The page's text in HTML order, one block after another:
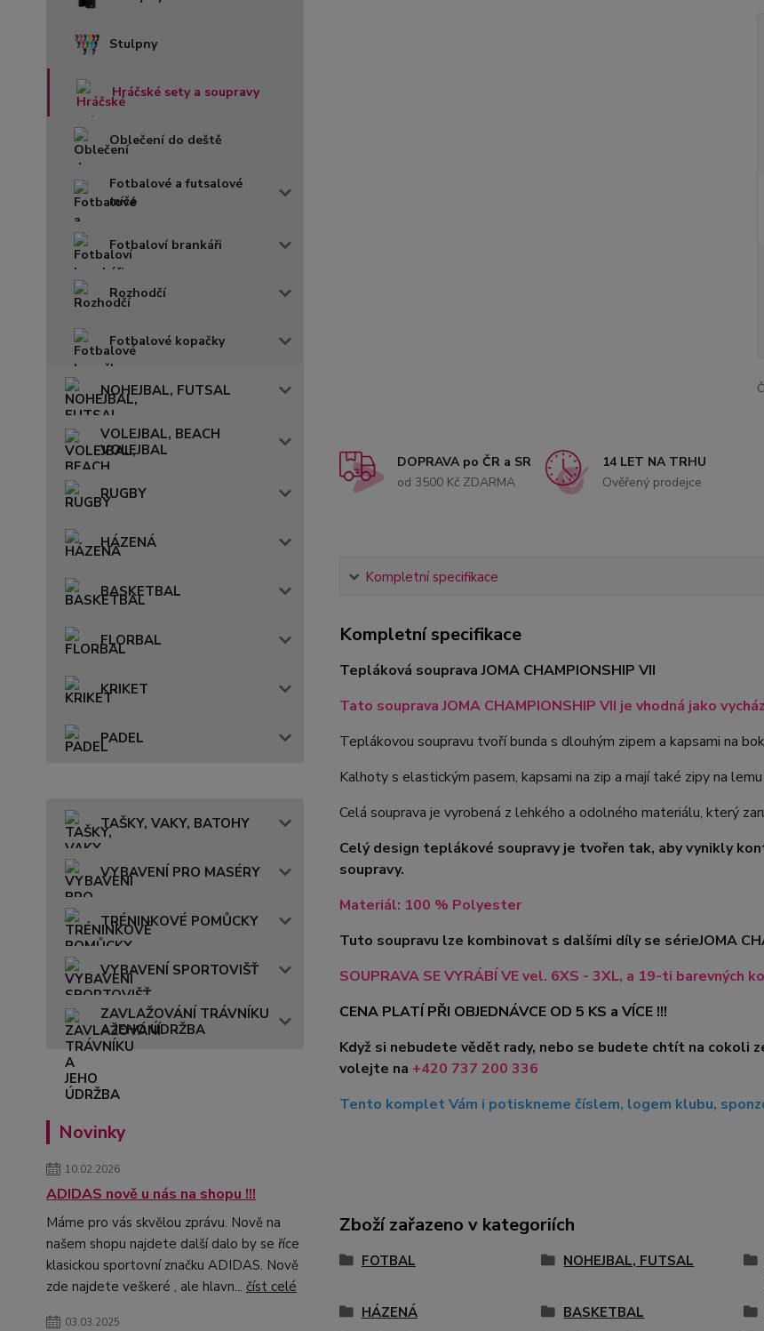
Stulpny
Hráčské sety a soupravy
Oblečení do deště
Fotbalové a futsalové
míče
Fotbaloví brankáři
Rozhodčí
Fotbalové kopačky
NOHEJBAL, FUTSAL
VOLEJBAL, BEACH
VOLEJBAL
RUGBY
HÁZENÁ
BASKETBAL
FLORBAL
KRIKET
PADEL
TAŠKY, VAKY, BATOHY
VYBAVENÍ PRO MASÉRY
TRÉNINKOVÉ POMŮCKY
VYBAVENÍ SPORTOVIŠŤ
ZAVLAŽOVÁNÍ TRÁVNÍKU
A JEHO ÚDRŽBA
Novinky
10.02.2026
ADIDAS nově u nás na shopu !!!
Máme pro vás skvělou zprávu. Nově na
našem shopu najdete další dalo by se říce
klasickou sportovní značku ADIDAS. Nově
zde najdete veškeré , ale hlavn... číst celé
03.03.2025
DOPRAVA po ČR a SR
od 3500 Kč ZDARMA
14 LET NA TRHU
Ověřený prodejce
Kompletní specifikace
Kompletní specifikace
Tepláková souprava JOMA CHAMPIONSHIP VII
Tato souprava JOMA CHAMPIONSHIP VII je vhodná jako
Teplákovou soupravu tvoří bunda s dlouhým zipem a kapsami na
Kalhoty s elastickým pasem, kapsami na zip a mají také zipy na
Celá souprava je vyrobená z lehkého a odolného materiálu, který
Celý design teplákové soupravy je tvořen tak, aby vynikly
soupravy.
Materiál: 100 % Polyester
Tuto soupravu lze kombinovat s dalšími díly se sérieJOMA
SOUPRAVA SE VYRÁBÍ VE vel. 6XS - 3XL, a 19-ti barevných
CENA PLATÍ PŘI OBJEDNÁVCE OD 5 KS a VÍCE !!!
Když si nebudete vědět rady, nebo se budete chtít na cokoli
volejte na +420 737 200 336
Tento komplet Vám i potiskneme číslem, logem klubu,
Zboží zařazeno v kategoriích
FOTBAL NOHEJBAL, FUTSAL
HÁZENÁ BASKETBAL